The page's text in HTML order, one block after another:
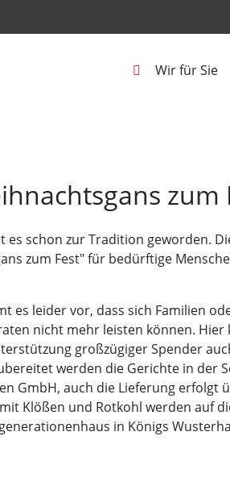
Wir für Sie
zum
es schon zur Tradition geworden.
zum Fest" für bedürftige
es leider vor, dass sich Familien
nicht mehr leisten können.
großzügiger Spender
werden die Gerichte in der
GmbH, auch die Lieferung erfolgt
Klößen und Rotkohl werden auf
in Königs
Schnell und frisch auf den Tisch